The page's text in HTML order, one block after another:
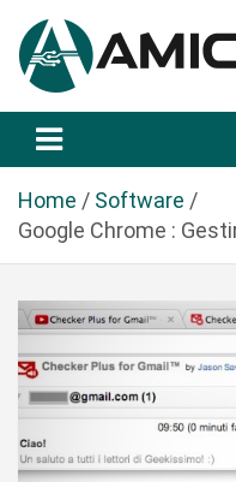
a
Home
Software
Google Chrome :